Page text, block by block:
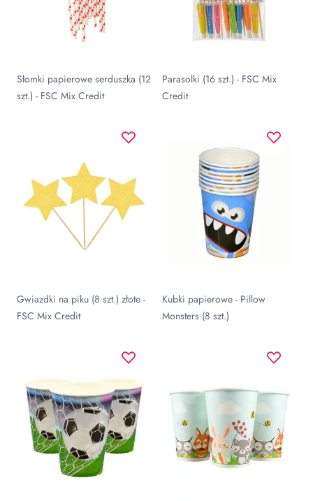
Słomki papierowe serduszka (12
szt.) - FSC Mix Credit
Parasolki (16 szt.) - FSC Mix
Credit
Gwiazdki na piku (8 szt.) złote -
FSC Mix Credit
Kubki papierowe - Pillow
Monsters (8 szt.)